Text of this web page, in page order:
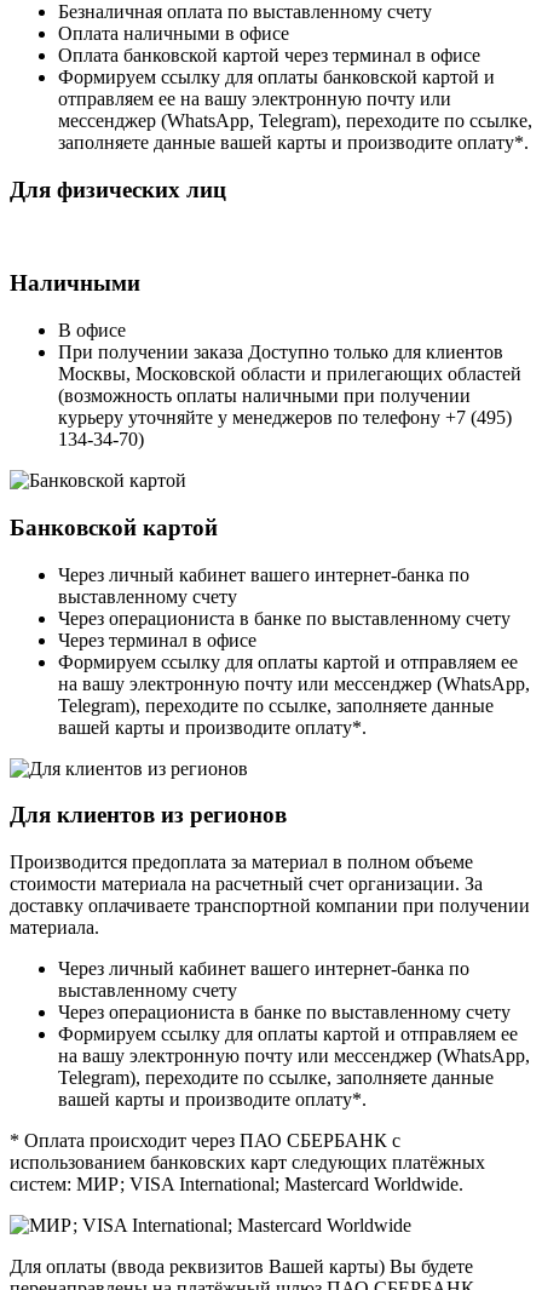
Безналичная оплата по выставленному счету
Оплата наличными в офисе
Оплата банковской картой через терминал в офисе
Формируем ссылку для оплаты банковской картой и
отправляем ее на вашу электронную почту или
мессенджер (WhatsApp, Telegram), переходите по ссылке,
заполняете данные вашей карты и производите оплату*.
Для физических лиц
Наличными
В офисе
При получении заказа Доступно только для клиентов
Москвы, Московской области и прилегающих областей
(возможность оплаты наличными при получении
курьеру уточняйте у менеджеров по телефону +7 (495)
134-34-70)
Банковской картой
Через личный кабинет вашего интернет-банка по
выставленному счету
Через операциониста в банке по выставленному счету
Через терминал в офисе
Формируем ссылку для оплаты картой и отправляем ее
на вашу электронную почту или мессенджер (WhatsApp,
Telegram), переходите по ссылке, заполняете данные
вашей карты и производите оплату*.
Для клиентов из регионов
Производится предоплата за материал в полном объеме
стоимости материала на расчетный счет организации. За
доставку оплачиваете транспортной компании при получении
материала.
Через личный кабинет вашего интернет-банка по
выставленному счету
Через операциониста в банке по выставленному счету
Формируем ссылку для оплаты картой и отправляем ее
на вашу электронную почту или мессенджер (WhatsApp,
Telegram), переходите по ссылке, заполняете данные
вашей карты и производите оплату*.
* Оплата происходит через ПАО СБЕРБАНК с
использованием банковских карт следующих платёжных
систем: МИР; VISA International; Mastercard Worldwide.
Для оплаты (ввода реквизитов Вашей карты) Вы будете